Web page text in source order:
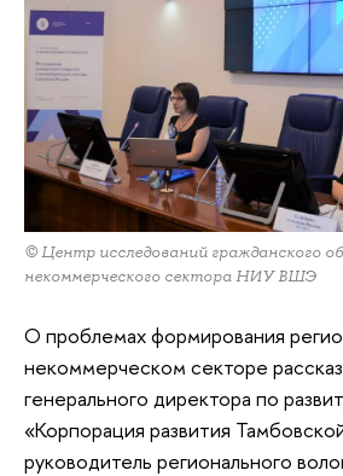
© Центр исследований гражданского
некоммерческого сектора НИУ ВШЭ
О проблемах формирования
некоммерческом секторе
генерального директора по
«Корпорация развития
руководитель регионального